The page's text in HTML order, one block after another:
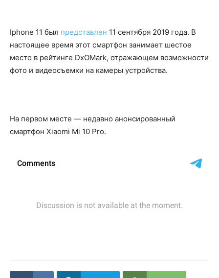
Iphone 11 был представлен 11 сентября 2019 года. В
настоящее время этот смартфон занимает шестое
место в рейтинге DxOMark, отражающем возможности
фото и видеосъемки на камеры устройства.
На первом месте — недавно анонсированный
смартфон Xiaomi Mi 10 Pro.